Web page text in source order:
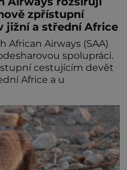
zpřístupní
jižní a střední Africe
African Airways (SAA)
spolupráci.
cestujícím devět
Africe a u